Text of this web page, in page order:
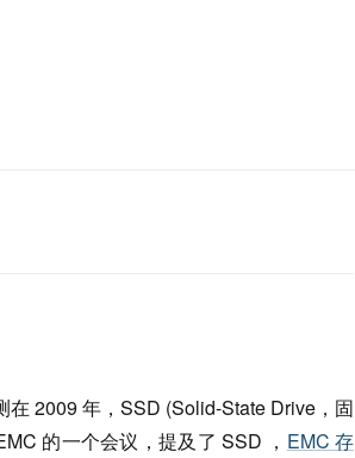
2009 年，SSD (Solid-State Drive，固
的一个会议，提及了 SSD ， EMC 存